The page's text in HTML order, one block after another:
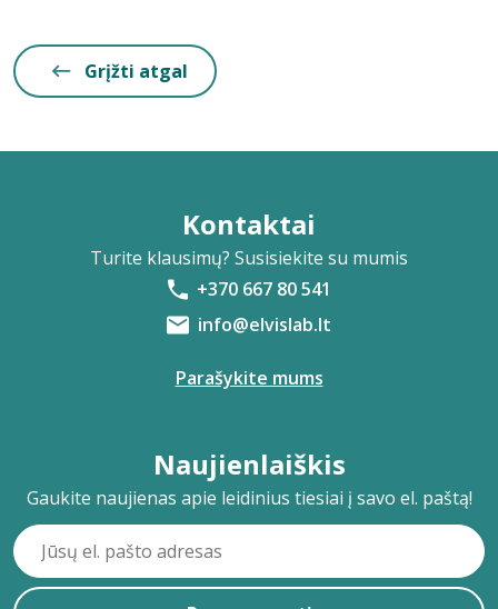
Grįžti atgal
Kontaktai
Turite klausimų? Susisiekite su mumis
+370 667 80 541
info@elvislab.lt
Parašykite mums
Naujienlaiškis
Gaukite naujienas apie leidinius tiesiai į savo el. paštą!